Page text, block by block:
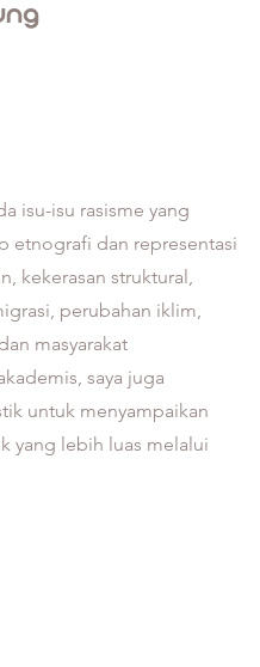
isu-isu rasisme yang
etnografi dan representasi
kekerasan struktural,
perubahan iklim,
masyarakat
saya juga
untuk menyampaikan
yang lebih luas melalui